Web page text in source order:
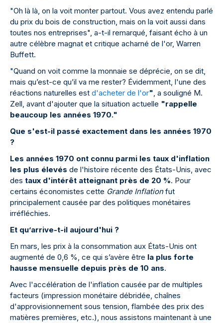
"Oh là là, on la voit monter partout. Vous avez entendu parlé
du prix du bois de construction, mais on la voit aussi dans
toutes nos entreprises", a-t-il remarqué, faisant écho à un
autre célèbre magnat et critique acharné de l'or, Warren
Buffett.
"Quand on voit comme la monnaie se déprécie, on se dit,
mais qu’est-ce qu’il va me rester? Évidemment, l'une des
réactions naturelles est d'acheter de l'or", a souligné M.
Zell, avant d'ajouter que la situation actuelle "rappelle
beaucoup les années 1970."
Que s'est-il passé exactement dans les années 1970
?
Les années 1970 ont connu parmi les taux d'inflation
les plus élevés de l'histoire récente des États-Unis, avec
des taux d'intérêt atteignant près de 20 %. Pour
certains économistes cette Grande Inflationfut
principalement causée par des politiques monétaires
irréfléchies.
Et qu’arrive-t-il aujourd'hui ?
En mars, les prix à la consommation aux États-Unis ont
augmenté de 0,6 %, ce qui s’avère être la plus forte
hausse mensuelle depuis près de 10 ans.
Avec l'accélération de l'inflation causée par de multiples
facteurs (impression monétaire débridée, chaînes
d'approvisionnement sous tension, flambée des prix des
matières premières, etc.), nous assistons maintenant à une